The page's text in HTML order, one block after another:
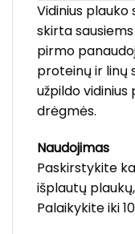
Vidinius plauko
skirta
pirmo
proteinų ir linų
užpildo vidinius
drėgmės.
Naudojimas
Paskirstykite
išplautų
Palaikykite iki